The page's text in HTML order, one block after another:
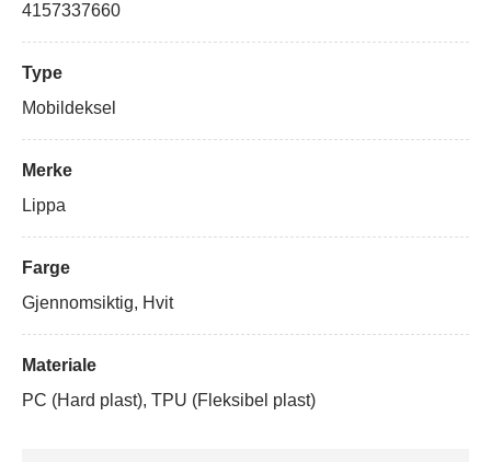
4157337660
Type
Mobildeksel
Merke
Lippa
Farge
Gjennomsiktig, Hvit
Materiale
PC (Hard plast), TPU (Fleksibel plast)